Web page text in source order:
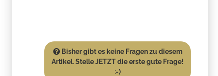
Bisher gibt es keine Fragen zu diesem
Artikel. Stelle JETZT die erste gute Frage!
:-)